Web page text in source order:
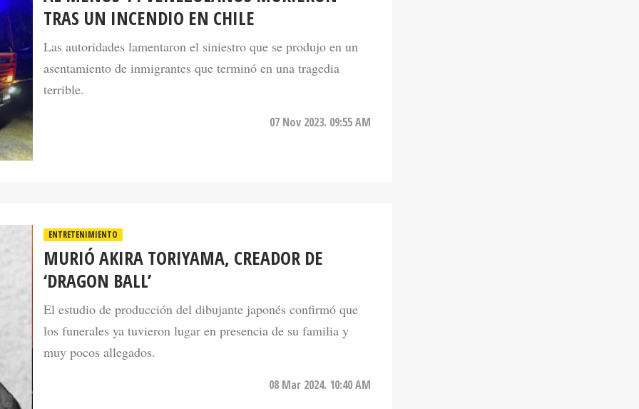
TRAS UN INCENDIO EN CHILE
Las autoridades lamentaron el siniestro que se produjo en un
asentamiento de inmigrantes que terminó en una tragedia
terrible.
07 Nov 2023. 09:55 AM
ENTRETENIMIENTO
MURIÓ AKIRA TORIYAMA, CREADOR DE
‘DRAGON BALL’
El estudio de producción del dibujante japonés confirmó que
los funerales ya tuvieron lugar en presencia de su familia y
muy pocos allegados.
08 Mar 2024. 10:40 AM